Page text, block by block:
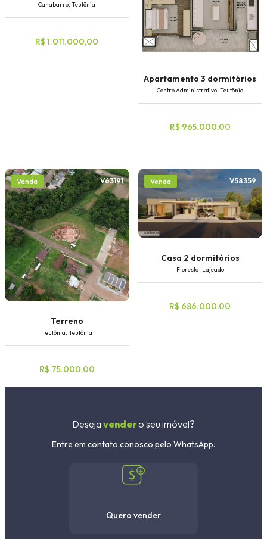
Canabarro, Teutônia
R$ 1.011.000,00
Apartamento 3 dormitórios
Centro Administrativo, Teutônia
R$ 965.000,00
Venda V63191
Terreno
Teutônia, Teutônia
R$ 75.000,00
Venda V58359
Casa 2 dormitórios
Floresta, Lajeado
R$ 686.000,00
Deseja vendero seu imóvel?
Entre em contato conosco pelo WhatsApp.
Quero vender